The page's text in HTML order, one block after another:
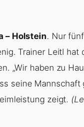
– Holstein. Nur
Trainer Leitl hat
„Wir haben zu
seine
zeigt.